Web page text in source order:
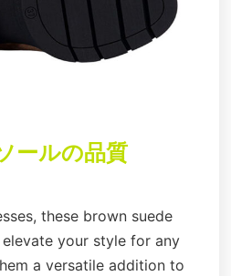
ールの品質
these brown suede
your style for any
a versatile addition to